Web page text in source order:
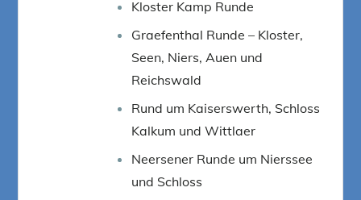
Kloster Kamp Runde
Graefenthal Runde – Kloster,
Seen, Niers, Auen und
Reichswald
Rund um Kaiserswerth, Schloss
Kalkum und Wittlaer
Neersener Runde um Nierssee
und Schloss